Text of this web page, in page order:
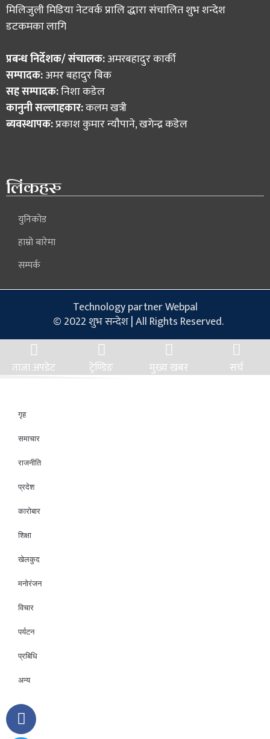
मिलिजुली मिडिया नेटवर्क प्रालि द्धारा संचालित शुभ शन्देश
डटकमका लागि
प्रबन्ध निर्देशक/ संचालक:अमरबहादुर कार्की
सम्पादक:अमर बहादुर बिक
सह सम्पादक:निशा कडेल
कानुनी सल्लाहकार:कलम खत्री
ब्यवस्थापक:प्रकाश कुमार न्याैपाने, खगेन्द्र कडेल
लिंकहरु
युनिकोड
हाम्रो बारेमा
सम्पर्क
© 2022 शुभ सन्देश | All Rights Reserved.
Technology partner Webpal
ताजा अपडेट ट्रेण्डिङ मुख्य खबर सर्च
गृह
समाचार
राजनीति
प्रदेश
कारोबार
शिक्षा
खेलकुद
मनोरंजन
विचार
पर्यटन
प्रबिधि
अन्य